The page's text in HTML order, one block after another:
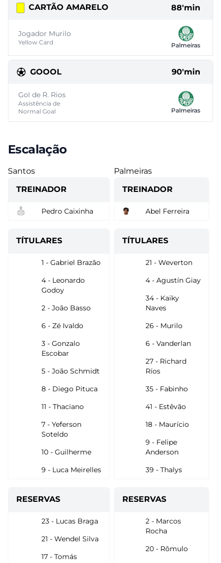
CARTÃO AMARELO 88'min
Jogador Murilo
Yellow Card Palmeiras
GOOOL 90'min
Gol de R. Rios
Assistência de
Normal Goal
Palmeiras
Escalação
Santos
TREINADOR
Pedro Caixinha
TÍTULARES
1 - Gabriel Brazão
4 - Leonardo
Godoy
2 - João Basso
6 - Zé Ivaldo
3 - Gonzalo
Escobar
5 - João Schmidt
8 - Diego Pituca
11 - Thaciano
7 - Yeferson
Soteldo
10 - Guilherme
9 - Luca Meirelles
RESERVAS
23 - Lucas Braga
21 - Wendel Silva
17 - Tomás
Palmeiras
TREINADOR
Abel Ferreira
TÍTULARES
21 - Weverton
4 - Agustín Giay
34 - Kaiky
Naves
26 - Murilo
6 - Vanderlan
27 - Richard
Ríos
35 - Fabinho
41 - Estêvão
18 - Maurício
9 - Felipe
Anderson
39 - Thalys
RESERVAS
2 - Marcos
Rocha
20 - Rômulo